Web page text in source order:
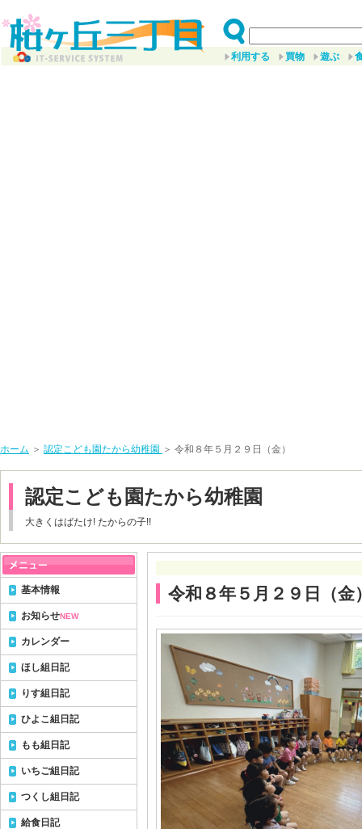
利用する 買物 遊ぶ
ホーム ＞ 認定こども園たから幼稚園 ＞ 令和８年５月２９日（金）
認定こども園たから幼稚園
大きくはばたけ! たからの子!!
令和８年５月２９日（金
基本情報
お知らせNEW
カレンダー
ほし組日記
りす組日記
ひよこ組日記
もも組日記
いちご組日記
つくし組日記
給食日記